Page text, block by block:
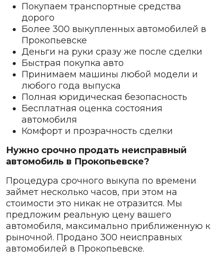
Покупаем транспортные средства
дорого
Более 300 выкупленных автомобилей в
Прокопьевске
Деньги на руки сразу же после сделки
Быстрая покупка авто
Принимаем машины любой модели и
любого года выпуска
Полная юридическая безопасность
Бесплатная оценка состояния
автомобиля
Комфорт и прозрачность сделки
Нужно срочно продать неисправный
автомобиль в Прокопьевске?
Процедура срочного выкупа по времени
займет несколько часов, при этом на
стоимости это никак не отразится. Мы
предложим реальную цену вашего
автомобиля, максимально приближенную к
рыночной. Продано 300 неисправных
автомобилей в Прокопьевске.